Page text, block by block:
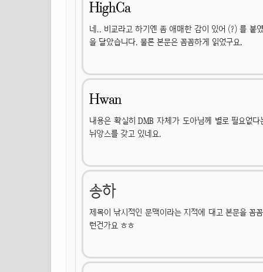
HighCa
네.. 비교라고 하기엔 좀 애매한 감이 있어 (?) 를 붙
을 달았습니다. 물론 본문은 꼼꼼하게 읽었구요.
Hwan
내용은 확실히 DMB 자체가 도아님께 별로 필요없
뉘앙스를 갖고 있네요.
송하
제목이 낚시적인 문맥이라는 지적에 대고 본문을 꼼
런건가요 ㅎㅎ